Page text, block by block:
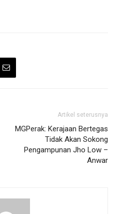
Artikel seterusnya
MGPerak: Kerajaan Bertegas
Tidak Akan Sokong
Pengampunan Jho Low –
Anwar